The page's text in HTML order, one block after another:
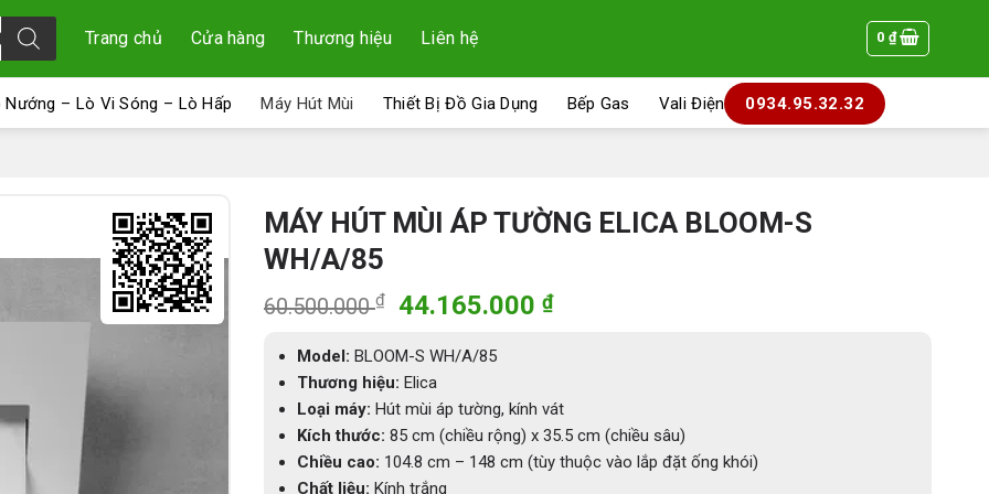
Trang chủ Cửa hàng Thương hiệu Liên hệ 0 ₫
Nướng – Lò Vi Sóng – Lò Hấp Máy Hút Mùi Thiết Bị Đồ Gia Dụng Bếp Gas Vali Điện 0934.95.32.32
MÁY HÚT MÙI ÁP TƯỜNG ELICA BLOOM-S
WH/A/85
60.500.000₫
Giá
là:
60.500.000 ₫.
44.165.000 ₫Giá
44.165.000 ₫.
Model: BLOOM-S WH/A/85
Thương hiệu: Elica
Loại máy: Hút mùi áp tường, kính vát
Kích thước: 85 cm (chiều rộng) x 35.5 cm (chiều sâu)
Chiều cao: 104.8 cm – 148 cm (tùy thuộc vào lắp đặt ống khói)
Chất liệu: Kính trắng